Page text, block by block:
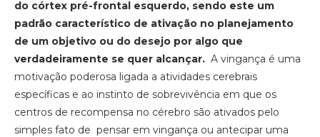
do córtex pré-frontal esquerdo, sendo este um
padrão característico de ativação no planejamento
de um objetivo ou do desejo por algo que
verdadeiramente se quer alcançar. A vingança é uma
motivação poderosa ligada a atividades cerebrais
específicas e ao instinto de sobrevivência em que os
centros de recompensa no cérebro são ativados pelo
simples fato de pensar em vingança ou antecipar uma